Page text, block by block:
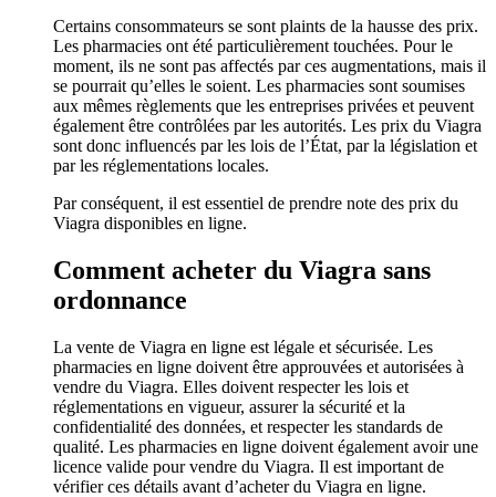
Certains consommateurs se sont plaints de la hausse des prix.
Les pharmacies ont été particulièrement touchées. Pour le
moment, ils ne sont pas affectés par ces augmentations, mais il
se pourrait qu’elles le soient. Les pharmacies sont soumises
aux mêmes règlements que les entreprises privées et peuvent
également être contrôlées par les autorités. Les prix du Viagra
sont donc influencés par les lois de l’État, par la législation et
par les réglementations locales.
Par conséquent, il est essentiel de prendre note des prix du
Viagra disponibles en ligne.
Comment acheter du Viagra sans
ordonnance
La vente de Viagra en ligne est légale et sécurisée. Les
pharmacies en ligne doivent être approuvées et autorisées à
vendre du Viagra. Elles doivent respecter les lois et
réglementations en vigueur, assurer la sécurité et la
confidentialité des données, et respecter les standards de
qualité. Les pharmacies en ligne doivent également avoir une
licence valide pour vendre du Viagra. Il est important de
vérifier ces détails avant d’acheter du Viagra en ligne.